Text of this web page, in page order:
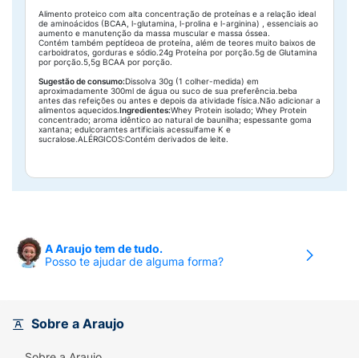
Alimento proteico com alta concentração de proteínas e a relação ideal
de aminoácidos (BCAA, l-glutamina, l-prolina e l-arginina) , essenciais ao
aumento e manutenção da massa muscular e massa óssea.
Contém também peptídeoa de proteína, além de teores muito baixos de
carboidratos, gorduras e sódio.24g Proteína por porção.5g de Glutamina
por porção.5,5g BCAA por porção.
Sugestão de consumo:Dissolva 30g (1 colher-medida) em
aproximadamente 300ml de água ou suco de sua preferência.beba
antes das refeições ou antes e depois da atividade física.Não adicionar a
alimentos aquecidos.Ingredientes:Whey Protein isolado; Whey Protein
concentrado; aroma idêntico ao natural de baunilha; espessante goma
xantana; edulcoramtes artificiais acessulfame K e
sucralose.ALÉRGICOS:Contém derivados de leite.
A Araujo tem de tudo.
Posso te ajudar de alguma forma?
Sobre a Araujo